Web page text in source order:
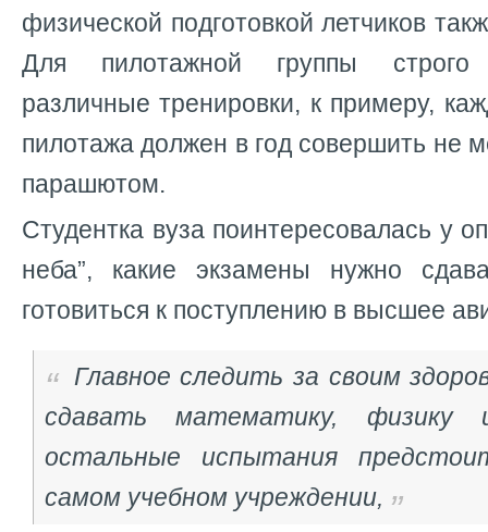
физической подготовкой летчиков
Для пилотажной группы строго
различные тренировки, к примеру,
пилотажа должен в год совершить не
парашютом.
Студентка вуза поинтересовалась у
неба”, какие экзамены нужно
готовиться к поступлению в высшее
Главное следить за своим
сдавать математику, физику
остальные испытания
самом учебном учреждении,